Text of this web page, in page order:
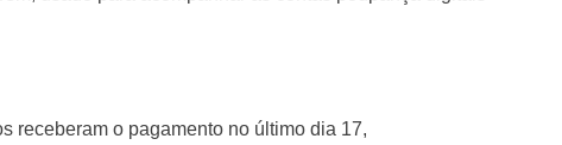
receberam o pagamento no último dia 17,